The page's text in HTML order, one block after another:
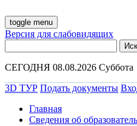
toggle menu
Версия для слабовидящих
СЕГОДНЯ 08.08.2026 Суббота
3D ТУР Подать документы
Главная
Сведения об